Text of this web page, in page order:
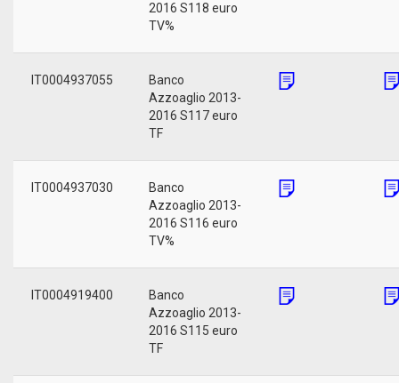
2016 S118 euro
TV%
IT0004937055
Banco
Azzoaglio 2013-
2016 S117 euro
TF
IT0004937030
Banco
Azzoaglio 2013-
2016 S116 euro
TV%
IT0004919400
Banco
Azzoaglio 2013-
2016 S115 euro
TF